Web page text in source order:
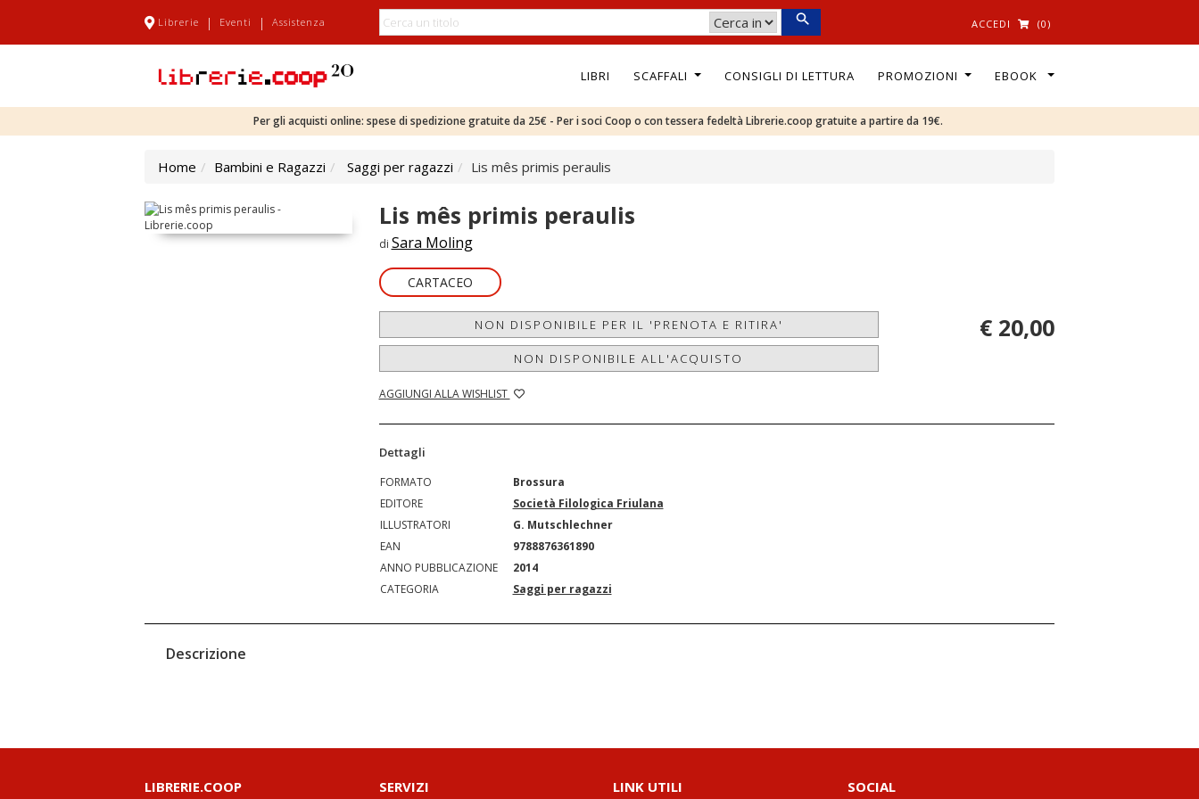
Librerie | Eventi | Assistenza ACCEDI (0)
LIBRI SCAFFALI CONSIGLI DI LETTURA PROMOZIONI EBOOK
Per gli acquisti online: spese di spedizione gratuite da 25€ - Per i soci Coop o con tessera fedeltà Librerie.coop gratuite a partire da 19€.
Home Bambini e Ragazzi Saggi per ragazzi Lis mês primis peraulis
Lis mês primis peraulis
di Sara Moling
CARTACEO
NON DISPONIBILE PER IL 'PRENOTA E RITIRA'
NON DISPONIBILE ALL'ACQUISTO
AGGIUNGI ALLA WISHLIST
€ 20,00
Dettagli
FORMATO
Brossura
EDITORE
Società Filologica Friulana
ILLUSTRATORI
G. Mutschlechner
EAN
9788876361890
ANNO PUBBLICAZIONE
2014
CATEGORIA
Saggi per ragazzi
Descrizione
LIBRERIE.COOP SERVIZI LINK UTILI SOCIAL